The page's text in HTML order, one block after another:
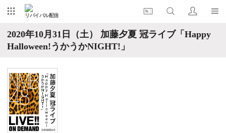
リバイバル配信
2020年10月31日（土） 加藤夕夏 冠ライブ「Happy
Halloween!うかうかNIGHT!」